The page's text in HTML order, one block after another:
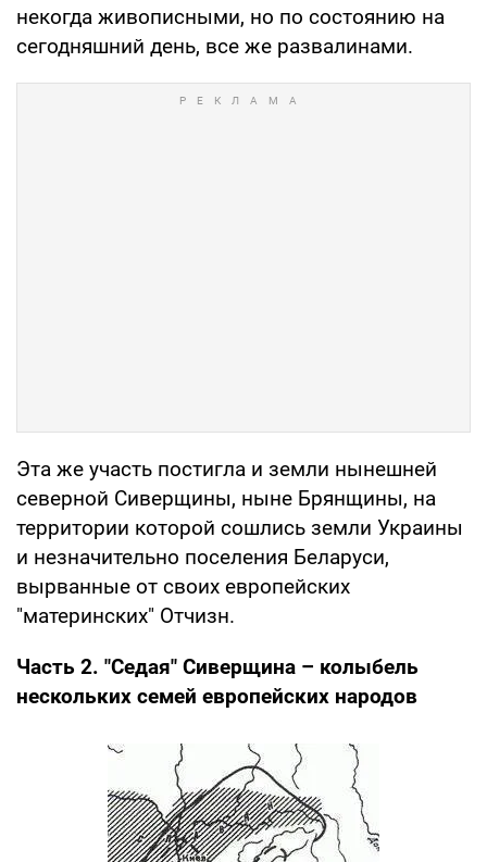
некогда живописными, но по состоянию на
сегодняшний день, все же развалинами.
Эта же участь постигла и земли нынешней
северной Сиверщины, ныне Брянщины, на
территории которой сошлись земли Украины
и незначительно поселения Беларуси,
вырванные от своих европейских
"материнских" Отчизн.
Часть 2. "Седая" Сиверщина – колыбель
нескольких семей европейских народов